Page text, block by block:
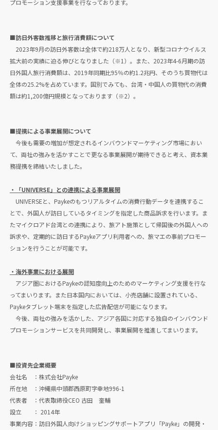
プロモーション支援事業を行なっております。
■訪日外客数推移と旅行消費額について
2023年9月の訪日外客数は全体で約218万人となり、新型コロナウイルス
拡大前の実績に迫る伸びとなりました（※1）。また、2023年4-6月期の訪
日外国人旅行消費額は、2019年同期比95％の約1.2兆円、そのうち買物代は
全体の25.2%を占めています。国別でみても、台湾・中国人の買物代の消費
額は約1,200億円規模となっております（※2）。
■提携による事業展開について
今後も需要の増加が想定されるインバウンドマーケティング市場におい
て、両社の強みを活かすことで更なる事業展開が期待できると考え、資本業
務提携を締結いたしました。
・「UNIVERSE」との連携による事業展開
UNIVERSEと、Paykeのもつリアルタイムの消費行動データを連携するこ
とで、外国人が訪日しているタイミングを指定した商品訴求を行います。ま
たマイクロアド台湾との連携により、旅アト施策として帰国後の外国人への
訴求や、定期的に訪日するPaykeアプリ利用者への、旅マエの事前プロモー
ションを行うことが可能です。
・海外事業における展開
アジア圏におけるPaykeの認知度向上のためのマーケティング支援を行な
ってまいります。また日本国内においては、小売店舗に設置されている、
Paykeタブレット端末を指定した広告配信が可能になります。
今後、両社の強みを活かした、アジア各国に対応する独自のインバウンド
プロモーションサービスを共同開発し、事業展開を推進してまいります。
■投資先企業概要
会社名 ：株式会社Payke
所在地 ：沖縄県中頭郡西原町字幸地996-1
代表者 ：代表取締役CEO 古田 奎輔
設立 ： 2014年
事業内容：訪日外国人向けショッピングサポートアプリ「Payke」の開発・